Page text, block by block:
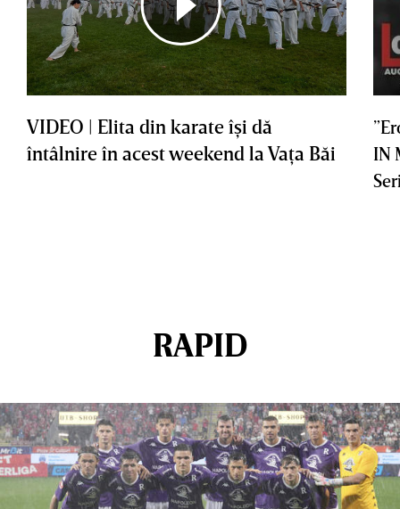
VIDEO | Elita din karate îşi dă
întâlnire în acest weekend la Vaţa Băi
IN
RAPID